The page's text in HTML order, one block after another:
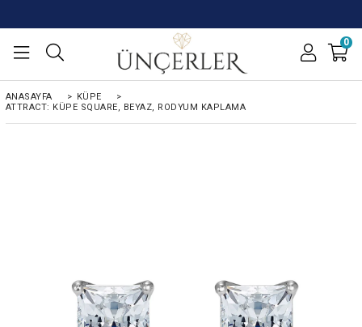
0
ANASAYFA > KÜPE
>
ATTRACT: KÜPE SQUARE, BEYAZ, RODYUM KAPLAMA